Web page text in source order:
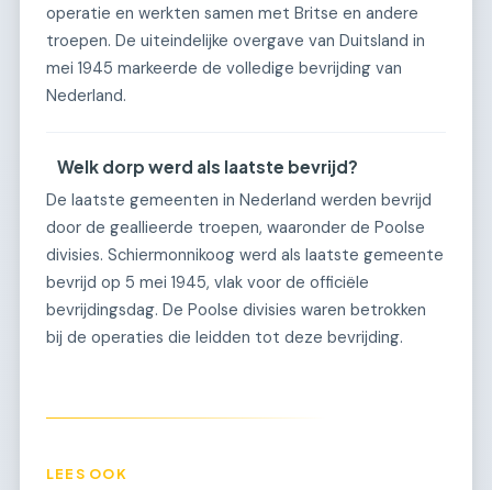
operatie en werkten samen met Britse en andere
troepen. De uiteindelijke overgave van Duitsland in
mei 1945 markeerde de volledige bevrijding van
Nederland.
Welk dorp werd als laatste bevrijd?
De laatste gemeenten in Nederland werden bevrijd
door de geallieerde troepen, waaronder de Poolse
divisies. Schiermonnikoog werd als laatste gemeente
bevrijd op 5 mei 1945, vlak voor de officiële
bevrijdingsdag. De Poolse divisies waren betrokken
bij de operaties die leidden tot deze bevrijding.
LEES OOK